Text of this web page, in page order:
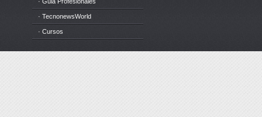
· TecnonewsWorld
· Cursos